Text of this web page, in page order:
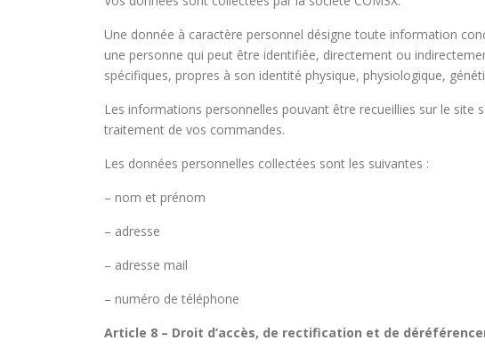
Une donnée à caractère personnel désigne toute information
une personne qui peut être identifiée, directement ou
spécifiques, propres à son identité physique, physiologique,
Les informations personnelles pouvant être recueillies sur le site
traitement de vos commandes.
Les données personnelles collectées sont les suivantes :
– nom et prénom
– adresse
– adresse mail
– numéro de téléphone
Article 8 – Droit d’accès, de rectification et de